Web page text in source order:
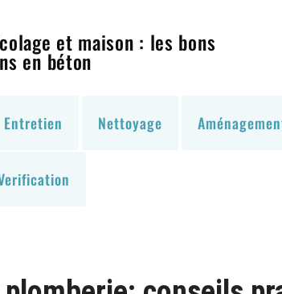
et maison : les bons
en béton
Entretien Nettoyage